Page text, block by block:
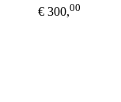
€ 300,00